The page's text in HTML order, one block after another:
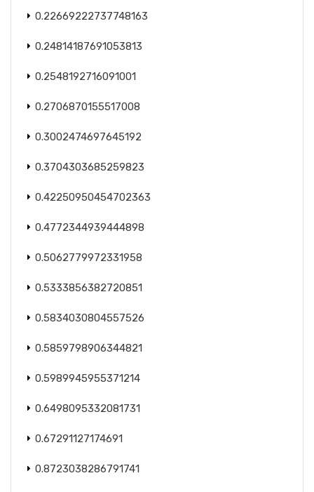
0.22669222737748163
0.24814187691053813
0.2548192716091001
0.2706870155517008
0.3002474697645192
0.3704303685259823
0.42250950454702363
0.4772344939444898
0.5062779972331958
0.5333856382720851
0.5834030804557526
0.5859798906344821
0.5989945955371214
0.6498095332081731
0.67291127174691
0.8723038286791741